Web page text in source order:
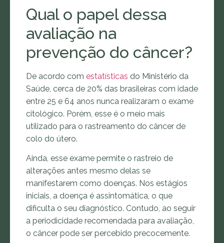
Qual o papel dessa
avaliação na
prevenção do câncer?
De acordo com estatísticas do Ministério da
Saúde, cerca de 20% das brasileiras com idade
entre 25 e 64 anos nunca realizaram o exame
citológico. Porém, esse é o meio mais
utilizado para o rastreamento do câncer de
colo do útero.
Ainda, esse exame permite o rastreio de
alterações antes mesmo delas se
manifestarem como doenças. Nos estágios
iniciais, a doença é assintomática, o que
dificulta o seu diagnóstico. Contudo, ao seguir
a periodicidade recomendada para avaliação,
o câncer pode ser percebido precocemente.